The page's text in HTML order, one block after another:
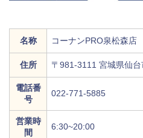
名称 コーナンPRO泉松森店
住所 〒981-3111 宮城県仙
電話番
号
022-771-5885
営業時
間
6:30~20:00